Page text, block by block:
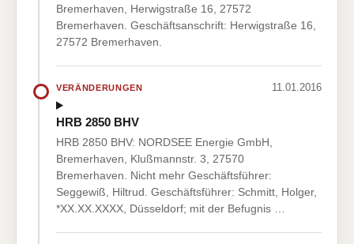
Bremerhaven, Herwigstraße 16, 27572
Bremerhaven. Geschäftsanschrift: Herwigstraße 16,
27572 Bremerhaven.
VERÄNDERUNGEN 11.01.2016
HRB 2850 BHV
HRB 2850 BHV: NORDSEE Energie GmbH,
Bremerhaven, Klußmannstr. 3, 27570
Bremerhaven. Nicht mehr Geschäftsführer:
Seggewiß, Hiltrud. Geschäftsführer: Schmitt, Holger,
*XX.XX.XXXX, Düsseldorf; mit der Befugnis …